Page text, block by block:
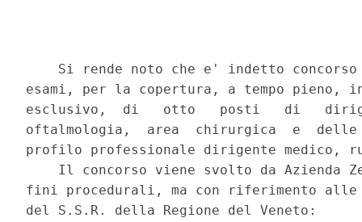
Si rende noto che e' indetto
esami, per la copertura, a tempo pieno,
esclusivo,  di   otto   posti   di
oftalmologia,  area  chirurgica  e
profilo professionale dirigente medico,
Il concorso viene svolto da Azienda
fini procedurali, ma con riferimento alle
del S.S.R. della Regione del Veneto: